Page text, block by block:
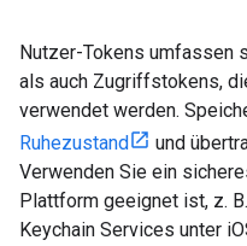
Nutzer-Tokens umfassen
als auch Zugriffstokens,
verwendet werden.
Ruhezustand
und
Verwenden Sie ein
Plattform geeignet ist, z. B.
Keychain Services unter